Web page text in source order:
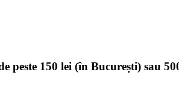
peste 150 lei (în București) sau